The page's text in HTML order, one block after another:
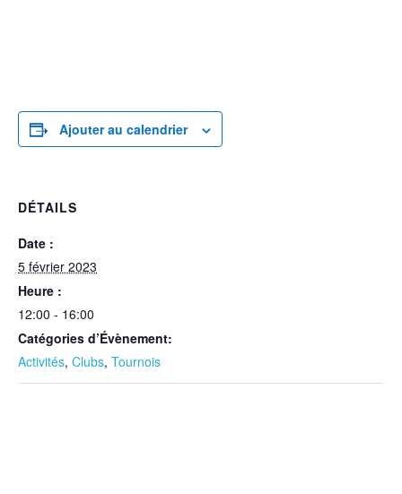
Ajouter au calendrier
DÉTAILS
Date :
5 février 2023
Heure :
12:00 - 16:00
Catégories d’Évènement:
Activités, Clubs, Tournois